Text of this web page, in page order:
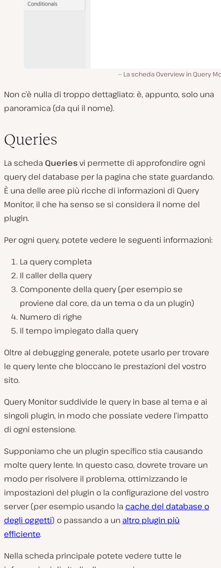
La scheda Overview in Query
Non c’è nulla di troppo dettagliato: è, appunto, solo una
panoramica (da qui il nome).
Queries
La scheda Queriesvi permette di approfondire ogni
query del database per la pagina che state guardando.
È una delle aree più ricche di informazioni di Query
Monitor, il che ha senso se si considera il nome del
plugin.
Per ogni query, potete vedere le seguenti informazioni:
La query completa
Il caller della query
Componente della query (per esempio se
proviene dal core, da un tema o da un plugin)
Numero di righe
Il tempo impiegato dalla query
Oltre al debugging generale, potete usarlo per trovare
le query lente che bloccano le prestazioni del vostro
sito.
Query Monitor suddivide le query in base al tema e ai
singoli plugin, in modo che possiate vedere l’impatto
di ogni estensione.
Supponiamo che un plugin specifico stia causando
molte query lente. In questo caso, dovrete trovare un
modo per risolvere il problema, ottimizzando le
impostazioni del plugin o la configurazione del vostro
server (per esempio usando la cache del database o
degli oggetti) o passando a un altro plugin più
efficiente.
Nella scheda principale potete vedere tutte le